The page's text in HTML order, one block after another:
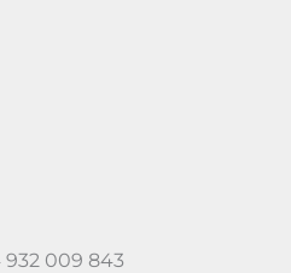
932 009 843